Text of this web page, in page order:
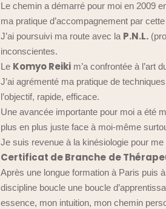
Le chemin a démarré pour moi en 2009
ma pratique d’accompagnement par
J’ai poursuivi ma route avec la P.N.L.
inconscientes.
Le Komyo Reiki m’a confrontée à l’art
J’ai agrémenté ma pratique de
l’objectif, rapide, efficace.
Une avancée importante pour moi a été
plus en plus juste face à moi-même
Je suis revenue à la kinésiologie pour
Certificat de Branche de
Après une longue formation à Paris puis
discipline boucle une boucle
essence, mon intuition, mon chemin